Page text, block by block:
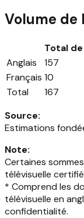
Volume de
Total
Anglais
157
Français 10
Total
167
Source:
Estimations
Note:
Certaines
télévisuelle
* Comprend les
télévisuelle en
confidentialité.